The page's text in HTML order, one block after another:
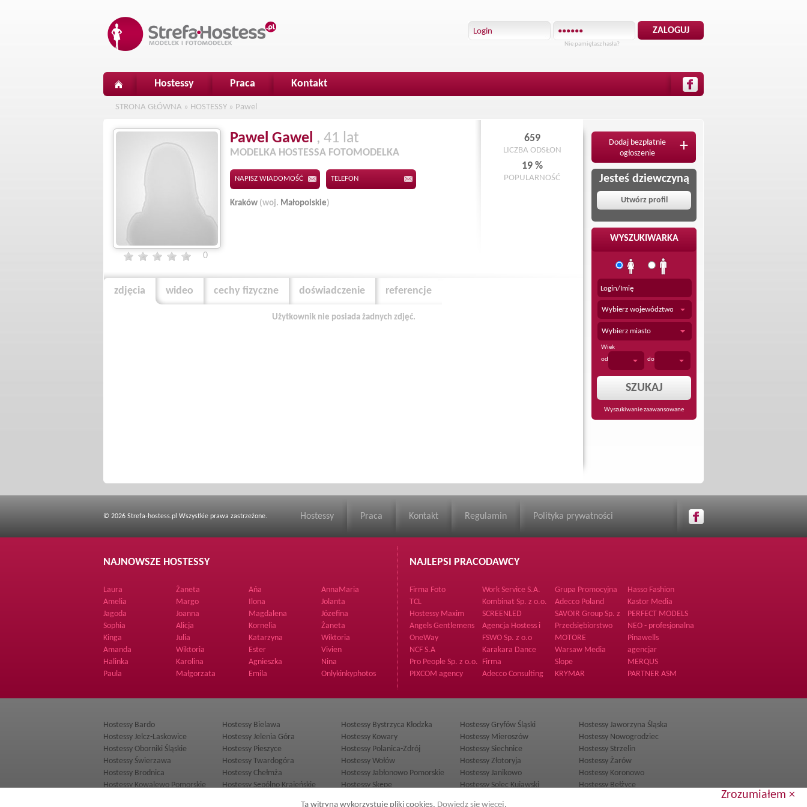
Ta witryna wykorzystuje pliki cookies. Dowiedz się więcej.
Zrozumiałem ×
Nie pamiętasz hasła?
Hostessy Praca Kontakt
STRONA GŁÓWNA » HOSTESSY » Pawel
0
Pawel Gawel , 41 lat
MODELKA HOSTESSA FOTOMODELKA
NAPISZ WIADOMOŚĆ TELEFON
Kraków (woj. Małopolskie)
659
LICZBA ODSŁON
19 %
POPULARNOŚĆ
zdjęcia wideo cechy fizyczne doświadczenie referencje
Użytkownik nie posiada żadnych zdjęć.
Dodaj bezpłatnie
ogłoszenie
+
Jesteś dziewczyną
Utwórz profil
WYSZUKIWARKA
Wybierz województwo
Wybierz miasto
Wiek
od
do
Wyszukiwanie zaawansowane
© 2026 Strefa-hostess.pl Wszystkie prawa zastrzeżone. Hostessy Praca Kontakt Regulamin Polityka prywatności
NAJNOWSZE HOSTESSY
Laura Żaneta Ańa
AnnaMaria
Amelia
Margo Ilona
Jolanta
Jagoda
Joanna Magdalena
Józefina
Sophia
Alicja Kornelia
Żaneta
Kinga
Julia Katarzyna
Wiktoria
Amanda
Wiktoria Ester
Vivien
Halinka
Karolina Agnieszka
Nina
Paula
Małgorzata Emila Onlykinkyphotos
NAJLEPSI PRACODAWCY
Firma Foto Work Service S.A.
Grupa Promocyjna
A2 Sp.zo.o
Hasso Fashion
TCL
Kombinat Sp. z o.o.
Sp.k.
Adecco Poland
Kastor Media
Agencja Promocji i
Reklamy
Hostessy Maxim SCREENLED
SAVOIR Group Sp. z
o.o.
PERFECT MODELS
Angels Gentlemens
Club
Agencja Hostess i
Modelek Creative
Agency
Przedsiębiorstwo
Hutniczo Odlewnicze
NEO - profesjonalna
organizacja imprez
OneWay FSWO Sp. z o.o MOTORE
Pinawells
NCF S.A
Karakara Dance
Recruitment Agency
Warsaw Media
House spółka z o.o.
agencjar
Pro People Sp. z o.o. Firma Slope
MERQUS
PIXCOM agency
Adecco Consulting
KRYMAR PARTNER ASM
Hostessy Bardo Hostessy Bielawa Hostessy Bystrzyca Kłodzka Hostessy Gryfów Śląski
Hostessy Jaworzyna Śląska
Hostessy Jelcz-Laskowice
Hostessy Jelenia Góra Hostessy Kowary Hostessy Mieroszów
Hostessy Nowogrodziec
Hostessy Oborniki Śląskie
Hostessy Pieszyce Hostessy Polanica-Zdrój Hostessy Siechnice
Hostessy Strzelin
Hostessy Świerzawa
Hostessy Twardogóra Hostessy Wołów Hostessy Złotoryja
Hostessy Żarów
Hostessy Brodnica
Hostessy Chełmża Hostessy Jabłonowo Pomorskie Hostessy Janikowo
Hostessy Koronowo
Hostessy Kowalewo Pomorskie
Hostessy Sępólno Krajeńskie Hostessy Skępe Hostessy Solec Kujawski
Hostessy Bełżyce